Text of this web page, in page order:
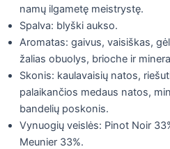
namų ilgametę meistrystę.
Spalva: blyški aukso.
Aromatas: gaivus, vaisiškas,
žalias obuolys, brioche ir
Skonis: kaulavaisių natos,
palaikančios medaus natos,
bandelių poskonis.
Vynuogių veislės: Pinot Noir
Meunier 33%.